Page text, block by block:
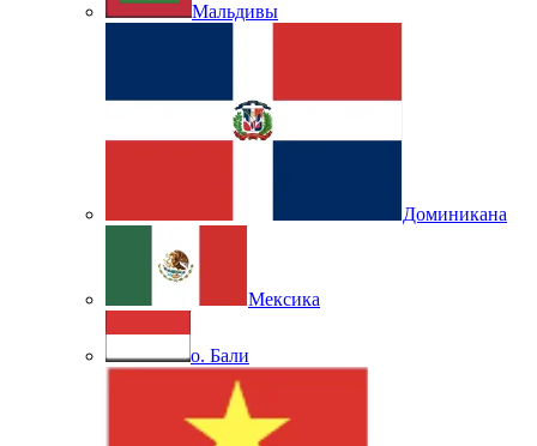
Мальдивы
Доминикана
Мексика
о. Бали